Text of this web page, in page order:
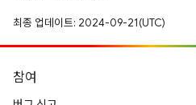
최종 업데이트: 2024-09-21(UTC)
참여